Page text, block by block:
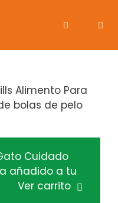
Alimento Para
bolas de pelo
Cuidado
añadido a tu
Ver carrito